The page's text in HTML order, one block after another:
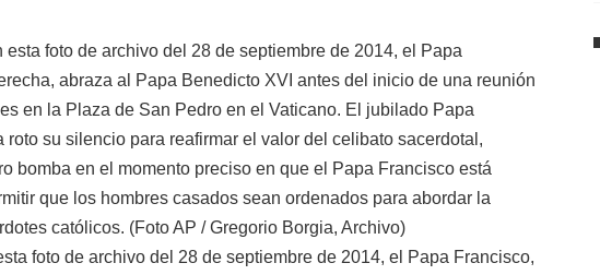
foto de archivo del 28 de septiembre de 2014, el Papa Francisco,